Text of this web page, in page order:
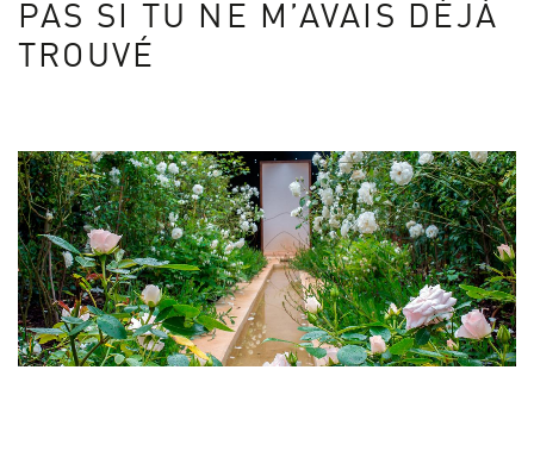
PAS SI TU NE M’AVAIS DÉJÀ
TROUVÉ